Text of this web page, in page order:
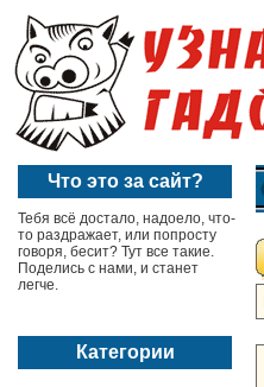
Что это за сайт?
Тебя всё достало, надоело, что-
то раздражает, или попросту
говоря, бесит? Тут все такие.
Поделись с нами, и станет
легче.
Категории